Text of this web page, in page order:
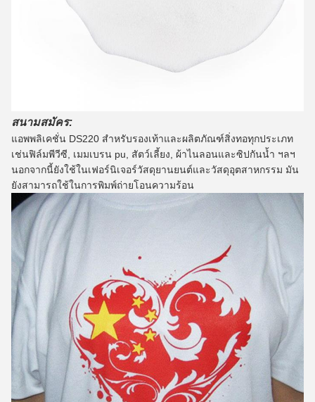
สนามสมัคร:
แอพพลิเคชั่น DS220 สำหรับรองเท้าและผลิตภัณฑ์สิ่งทอทุกประเภท
เช่นฟิล์มพีวีซี, เมมเบรน pu, สัตว์เลี้ยง, ผ้าไนลอนและซิปกันน้ำ ฯลฯ
นอกจากนี้ยังใช้ในเฟอร์นิเจอร์วัสดุยานยนต์และวัสดุอุตสาหกรรม มัน
ยังสามารถใช้ในการพิมพ์ถ่ายโอนความร้อน